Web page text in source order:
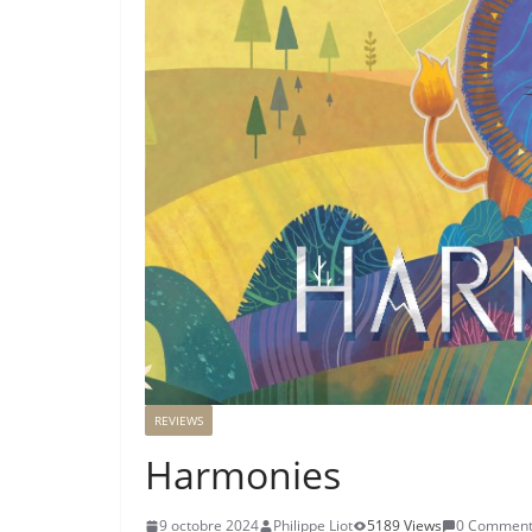
REVIEWS
Harmonies
9 octobre 2024 Philippe Liot 5189 Views 0